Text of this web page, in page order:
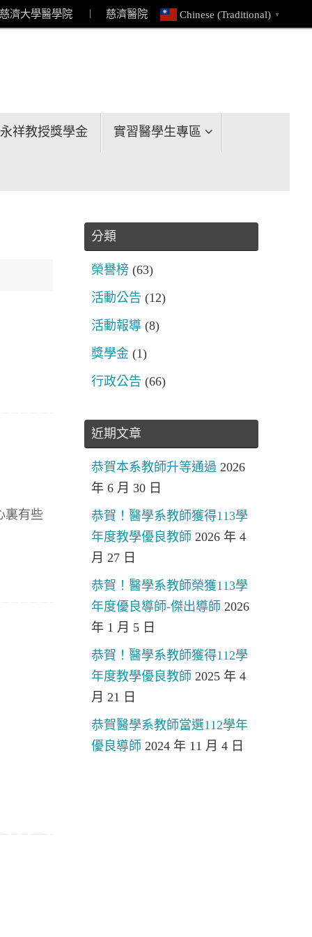
濟大學醫學院 ︱ 慈濟醫院 Chinese (Traditional) ▼
祥教授獎學金 實習醫學生專區
裏有些
分類
榮譽榜 (63)
活動公告 (12)
活動報導 (8)
獎學金 (1)
行政公告 (66)
近期文章
恭賀本系教師升等通過 2026
年 6 月 30 日
恭賀！醫學系教師獲得113學
年度教學優良教師 2026 年 4
月 27 日
恭賀！醫學系教師榮獲113學
年度優良導師-傑出導師 2026
年 1 月 5 日
恭賀！醫學系教師獲得112學
年度教學優良教師 2025 年 4
月 21 日
恭賀醫學系教師當選112學年
優良導師 2024 年 11 月 4 日